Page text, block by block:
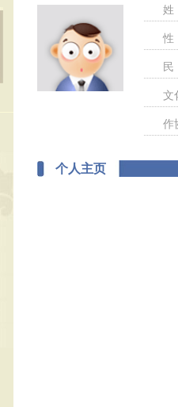
文
作
个人主页